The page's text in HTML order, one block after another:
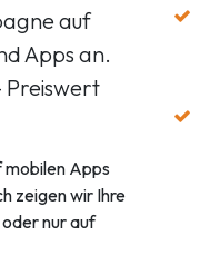
auf
Apps an.
Preiswert
Apps
zeigen wir Ihre
nur auf